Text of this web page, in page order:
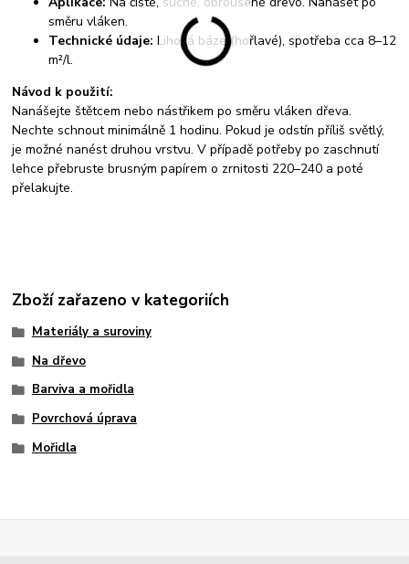
směru vláken.
Technické údaje: Lihová báze (hořlavé), spotřeba cca 8–12
m²/l.
Návod k použití:
Nanášejte štětcem nebo nástřikem po směru vláken dřeva.
Nechte schnout minimálně 1 hodinu. Pokud je odstín příliš světlý,
je možné nanést druhou vrstvu. V případě potřeby po zaschnutí
lehce přebruste brusným papírem o zrnitosti 220–240 a poté
přelakujte.
Zboží zařazeno v kategoriích
Materiály a suroviny
Na dřevo
Barviva a mořidla
Povrchová úprava
Mořidla